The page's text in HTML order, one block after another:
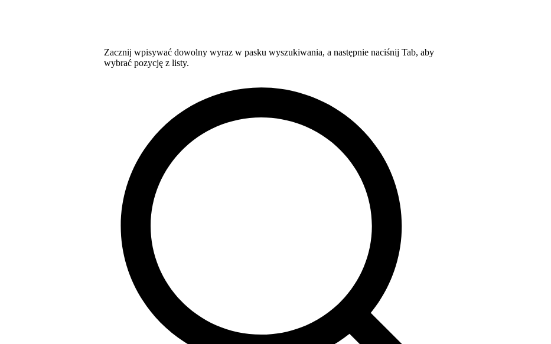
Zacznij wpisywać dowolny wyraz w pasku wyszukiwania, a następnie naciśnij Tab, aby
wybrać pozycję z listy.